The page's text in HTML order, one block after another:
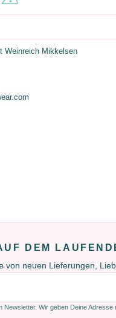
Weinreich Mikkelsen
DEM
neuen Lieferungen,
Newsletter. Wir geben Deine Adresse